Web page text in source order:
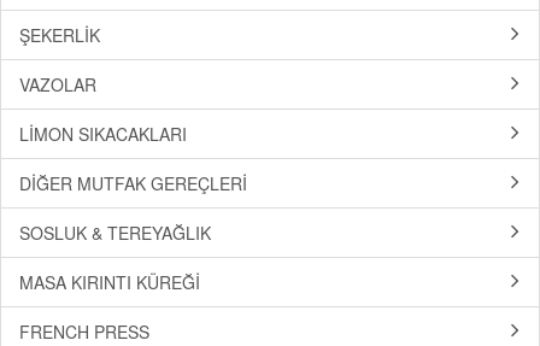
ŞEKERLİK
VAZOLAR
LİMON SIKACAKLARI
DİĞER MUTFAK GEREÇLERİ
SOSLUK & TEREYAĞLIK
MASA KIRINTI KÜREĞİ
FRENCH PRESS